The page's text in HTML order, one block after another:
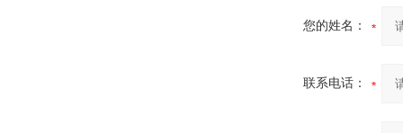
您的姓名：
联系电话：